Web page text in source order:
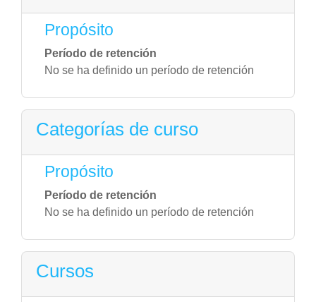
Propósito
Período de retención
No se ha definido un período de retención
Categorías de curso
Propósito
Período de retención
No se ha definido un período de retención
Cursos